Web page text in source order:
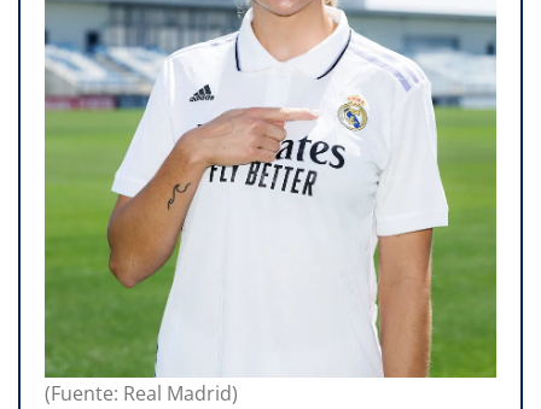
(Fuente: Real Madrid)